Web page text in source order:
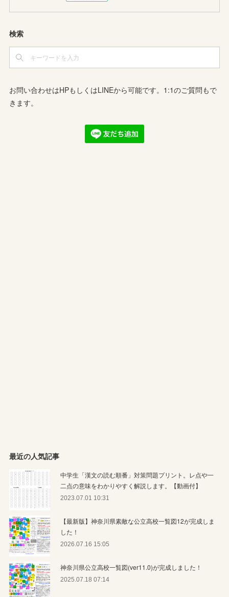
検索
お問い合わせはHPもしくはLINEから可能です。1:1のご質問もで
きます。
最近の人気記事
中学生「漢文の読む順番」対策問題プリント。レ点や一
二点の意味をわかりやすく解説します。【動画付】
2023.07.01 10:31
【最新版】神奈川県素敵な公立高校一覧図12が完成しま
した！
2026.07.16 15:05
神奈川県公立高校一覧図(ver11.0)が完成しました！
2025.07.18 07:14